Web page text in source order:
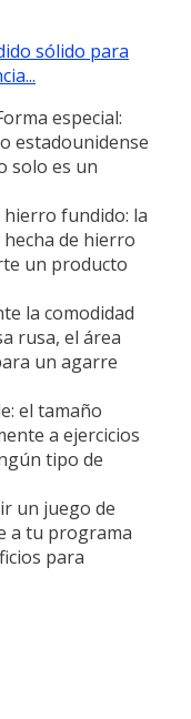
sólido para
especial:
estadounidense
solo es un
fundido: la
de hierro
un producto
la comodidad
rusa, el área
un agarre
el tamaño
a ejercicios
tipo de
un juego de
a tu programa
para